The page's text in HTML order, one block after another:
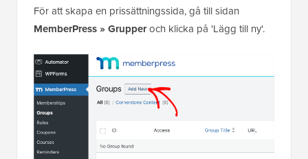
För att skapa en prissättningssida, gå till sidan
MemberPress » Grupperoch klicka på 'Lägg till ny'.